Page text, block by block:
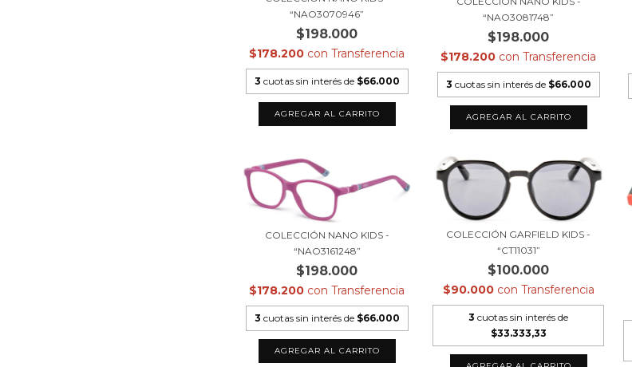
“NAO3070946”
$198.000
$178.200 con Transferencia
3 cuotas sin interés de $66.000
“NAO3081748”
$198.000
$178.200 con Transferencia
3 cuotas sin interés de $66.000
COLECCIÓN NANO KIDS -
“NAO3161248”
$198.000
$178.200 con Transferencia
3 cuotas sin interés de $66.000
COLECCIÓN GARFIELD KIDS -
“CT11031”
$100.000
$90.000 con Transferencia
3 cuotas sin interés de
$33.333,33